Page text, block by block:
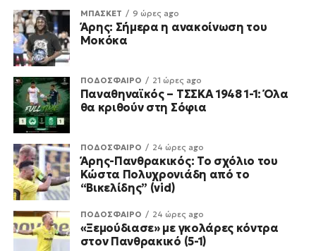
ΜΠΑΣΚΕΤ 9 ώρες ago
Άρης: Σήμερα η ανακοίνωση του
Μοκόκα
ΠΟΔΟΣΦΑΙΡΟ 21 ώρες ago
Παναθηναϊκός – ΤΣΣΚΑ 1948 1-1: Όλα
θα κριθούν στη Σόφια
ΠΟΔΟΣΦΑΙΡΟ 24 ώρες ago
Άρης-Πανθρακικός: Το σχόλιο του
Κώστα Πολυχρονιάδη από το
“Βικελίδης” (vid)
ΠΟΔΟΣΦΑΙΡΟ 24 ώρες ago
«Ξεμούδιασε» με γκολάρες κόντρα
στον Πανθρακικό (5-1)